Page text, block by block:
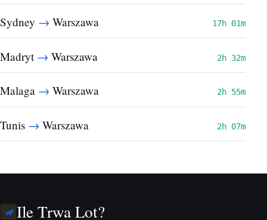
Sydney → Warszawa 17h 01m
Madryt → Warszawa 2h 32m
Malaga → Warszawa 2h 55m
Tunis → Warszawa 2h 07m
Ile Trwa Lot?